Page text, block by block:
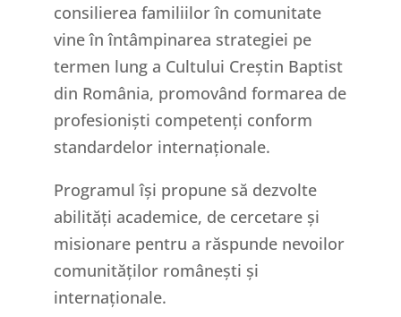
consilierea familiilor în comunitate
vine în întâmpinarea strategiei pe
termen lung a Cultului Creștin Baptist
din România, promovând formarea de
profesioniști competenți conform
standardelor internaționale.
Programul își propune să dezvolte
abilități academice, de cercetare și
misionare pentru a răspunde nevoilor
comunităților românești și
internaționale.